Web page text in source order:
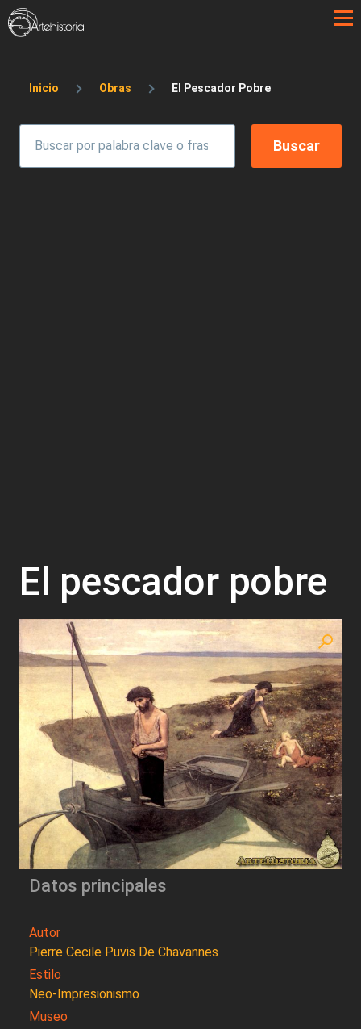
Pasar al contenido principal
Sobrescribir enlaces de ayuda a la
Inicio Obras El Pescador Pobre
El pescador pobre
Datos principales
Autor
Pierre Cecile Puvis De Chavannes
Estilo
Neo-Impresionismo
Museo